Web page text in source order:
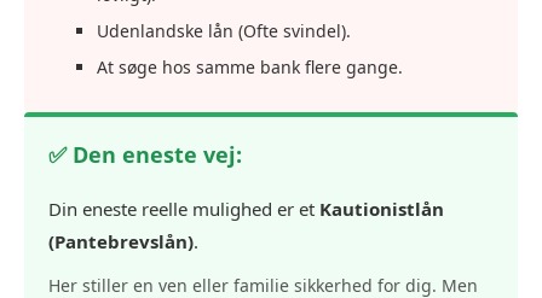
Udenlandske lån (Ofte svindel).
At søge hos samme bank flere gange.
✅ Den eneste vej:
Din eneste reelle mulighed er et Kautionistlån
(Pantebrevslån).
Her stiller en ven eller familie sikkerhed for dig. Men